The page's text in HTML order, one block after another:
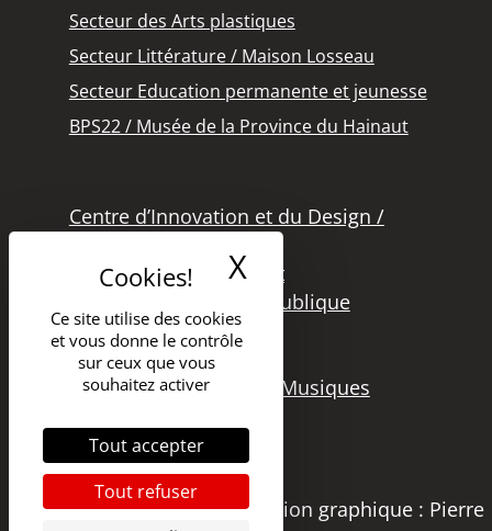
Ce site utilise des cookies
et vous donne le contrôle
sur ceux que vous
souhaitez activer
Tout accepter
Tout refuser
X Masquer le
Secteur des Arts plastiques
Secteur Littérature / Maison Losseau
Secteur Education permanente et jeunesse
BPS22 / Musée de la Province du Hainaut
Centre d’Innovation et du Design /
Office des Métiers d’Art
Secteur de la Lecture Publique
Bibliothèque Langlois
Secteur Cinéma
Secteur Audiovisuel et Musiques
Copyright 2021 – DGSI | Création graphique : Pierre